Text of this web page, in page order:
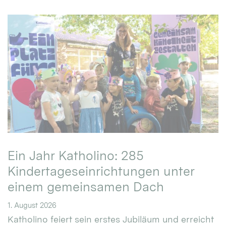
Ein Jahr Katholino: 285
Kindertageseinrichtungen unter
einem gemeinsamen Dach
1. August 2026
Katholino feiert sein erstes Jubiläum und erreicht